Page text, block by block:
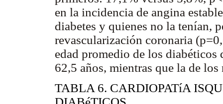
en la incidencia de angina
diabetes y quienes no la tenían,
revascularización coronaria
edad promedio de los
62,5 años, mientras que la de
TABLA 6. CARDIOPATíA